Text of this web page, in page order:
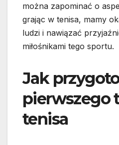
można zapominać o
grając w tenisa, mamy
ludzi i nawiązać
miłośnikami tego sportu.
Jak
pierwszego
tenisa